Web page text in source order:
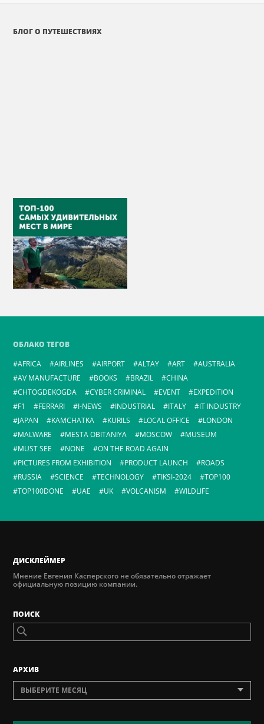
БЛОГ О ПУТЕШЕСТВИЯХ
ОБЛАКО ТЕГОВ
AFRICA
AIRLINES AIRPORT ALTAY ART
AUSTRALIA
AV MANUFACTURE
BOOKS BRAZIL
CHINA
CHTOGDEKOGDA
CYBER CRIMINAL EVENT
EXPEDITION
F1
FERRARI I-NEWS INDUSTRIAL ITALY
IT INDUSTRY
JAPAN
KAMCHATKA KURILS LOCAL OFFICE
LONDON
MALWARE
MESTA OBITANIYA MOSCOW
MUSEUM
MUST SEE
NONE
ON THE ROAD AGAIN
PICTURES FROM EXHIBITION
PRODUCT LAUNCH
ROADS
RUSSIA
SCIENCE TECHNOLOGY TIKSI-2024
TOP100
TOP100DONE
UAE UK VOLCANISM WILDLIFE
ДИСКЛЕЙМЕР
Мнение Евгения Касперского не обязательно отражает
официальную позицию компании.
ПОИСК
AРХИВ
ВЫБЕРИТЕ МЕСЯЦ